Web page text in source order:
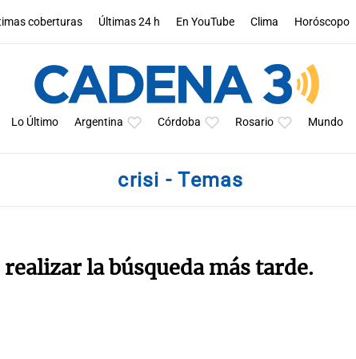
coberturas Últimas 24 h En YouTube Clima Horóscopo
Lo Último Argentina Córdoba Rosario Mundo
crisi - Temas
la búsqueda más tarde.